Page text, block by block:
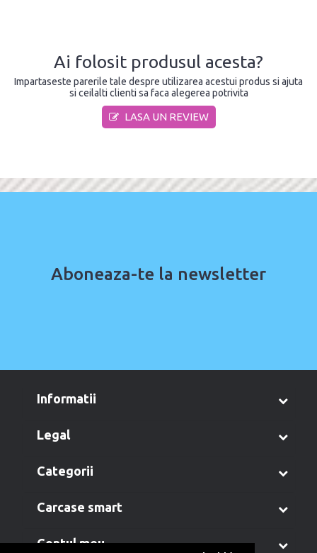
Ai folosit produsul acesta?
Impartaseste parerile tale despre utilizarea acestui produs si ajuta
si ceilalti clienti sa faca alegerea potrivita
LASA UN REVIEW
Aboneaza-te la newsletter
informatii
legal
categorii
carcase smart
contul meu